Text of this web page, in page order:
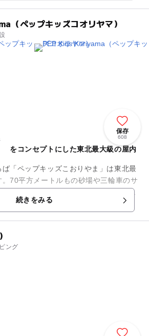
（ペップキッズコオリヤマ）
保存
608
をコンセプトにした東北最大級の屋内
「ペップキッズこおりやま」は東北最
70平方メートルもの砂場や三輪車のサ
、イベントが豊富で、季節のイベン
子育て...
続きをみる
ング